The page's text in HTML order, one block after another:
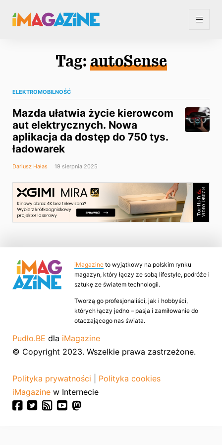
Tag: autoSense
ELEKTROMOBILNOŚĆ
Mazda ułatwia życie kierowcom
aut elektrycznych. Nowa
aplikacja da dostęp do 750 tys.
ładowarek
Dariusz Hałas 19 sierpnia 2025
iMagazine to wyjątkowy na polskim rynku
magazyn, który łączy ze sobą lifestyle, podróże i
sztukę ze światem technologii.
Tworzą go profesjonaliści, jak i hobbyści,
których łączy jedno – pasja i zamiłowanie do
otaczającego nas świata.
Pudło.BE dla iMagazine
© Copyright 2023. Wszelkie prawa zastrzeżone.
Polityka prywatności
Polityka cookies
iMagazine w Internecie